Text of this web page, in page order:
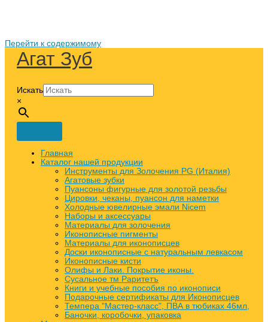
Перейти к содержимому
Агат Зуб
Искать
×
Главная
Каталог нашей продукции
Инструменты для Золочения PG (Италия)
Агатовые зубки
Пуансоны фигурные для золотой резьбы
Цировки, чеканы, пуансон для наметки
Холодные ювелирные эмали Nicem
Наборы и аксессуары
Материалы для золочения
Иконописные пигменты
Материалы для иконописцев
Доски иконописные с натуральным левкасом
Иконописные кисти
Олифы и Лаки. Покрытие иконы.
Сусальное тм Раритетъ
Книги и учебные пособия по иконописи
Подарочные сертификаты для Иконописцев
Темпера "Мастер-класс", ПВА в тюбиках 46мл,
Баночки, коробочки, упаковка